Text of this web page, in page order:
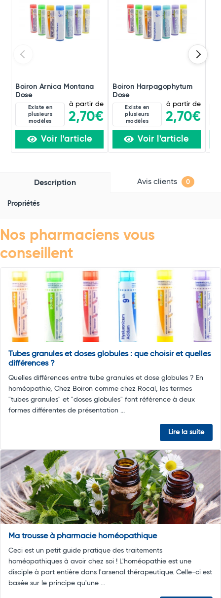
Boiron Arnica Montana
Dose
Existe en
plusieurs
modèles
à partir de
2,70€
Voir l'article
Boiron Harpagophytum
Dose
Existe en
plusieurs
modèles
à partir de
2,70€
Voir l'article
Description Avis clients 0
Propriétés
Nos pharmaciens vous
conseillent
Tubes granules et doses globules : que choisir et quelles
différences ?
Quelles différences entre tube granules et dose globules ? En
homéopathie, Chez Boiron comme chez Rocal, les termes
"tubes granules" et "doses globules" font référence à deux
formes différentes de présentation ...
Lire la suite
Ma trousse à pharmacie homéopathique
Ceci est un petit guide pratique des traitements
homéopathiques à avoir chez soi ! L'homéopathie est une
disciple à part entière dans l'arsenal thérapeutique. Celle-ci est
basée sur le principe qu'une ...